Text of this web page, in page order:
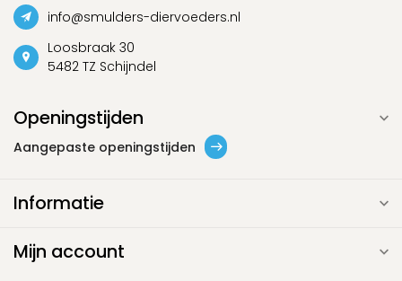
info@smulders-diervoeders.nl
Loosbraak 30
5482 TZ Schijndel
Openingstijden
Aangepaste openingstijden
Informatie
Mijn account